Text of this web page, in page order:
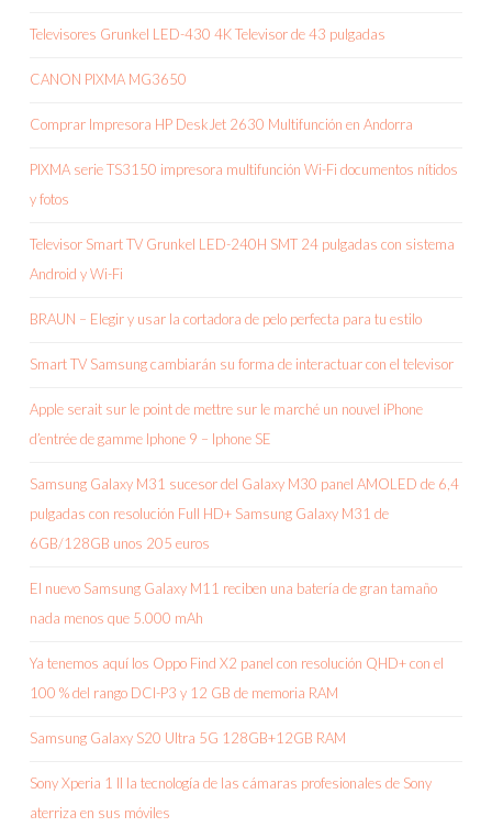
Televisores Grunkel LED-430 4K Televisor de 43 pulgadas
CANON PIXMA MG3650
Comprar Impresora HP DeskJet 2630 Multifunción en Andorra
PIXMA serie TS3150 impresora multifunción Wi-Fi documentos nítidos
y fotos
Televisor Smart TV Grunkel LED-240H SMT 24 pulgadas con sistema
Android y Wi-Fi
BRAUN – Elegir y usar la cortadora de pelo perfecta para tu estilo
Smart TV Samsung cambiarán su forma de interactuar con el televisor
Apple serait sur le point de mettre sur le marché un nouvel iPhone
d’entrée de gamme Iphone 9 – Iphone SE
Samsung Galaxy M31 sucesor del Galaxy M30 panel AMOLED de 6,4
pulgadas con resolución Full HD+ Samsung Galaxy M31 de
6GB/128GB unos 205 euros
El nuevo Samsung Galaxy M11 reciben una batería de gran tamaño
nada menos que 5.000 mAh
Ya tenemos aquí los Oppo Find X2 panel con resolución QHD+ con el
100 % del rango DCI-P3 y 12 GB de memoria RAM
Samsung Galaxy S20 Ultra 5G 128GB+12GB RAM
Sony Xperia 1 II la tecnología de las cámaras profesionales de Sony
aterriza en sus móviles